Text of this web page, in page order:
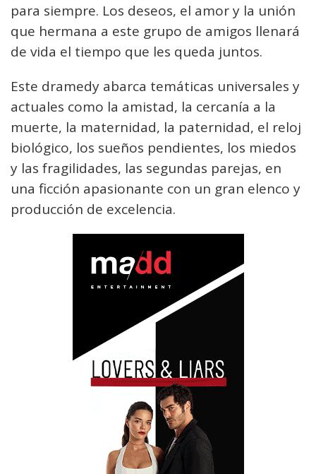
para siempre. Los deseos, el amor y la unión
que hermana a este grupo de amigos llenará
de vida el tiempo que les queda juntos.
Este dramedy abarca temáticas universales y
actuales como la amistad, la cercanía a la
muerte, la maternidad, la paternidad, el reloj
biológico, los sueños pendientes, los miedos
y las fragilidades, las segundas parejas, en
una ficción apasionante con un gran elenco y
producción de excelencia.